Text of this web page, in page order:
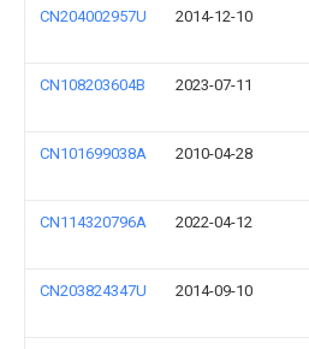
CN204002957U 2014-12-10
CN108203604B 2023-07-11
CN101699038A 2010-04-28
CN114320796A 2022-04-12
CN203824347U 2014-09-10